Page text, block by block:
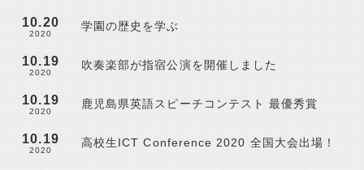
10.20
2020
学園の歴史を学ぶ
10.19
2020
吹奏楽部が指宿公演を開催しました
10.19
2020
鹿児島県英語スピーチコンテスト 最優秀賞
10.19
2020
高校生ICT Conference 2020 全国大会出場！